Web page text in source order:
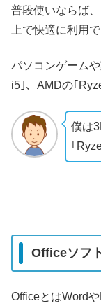
普段使いならば
上で快適に利用で
パソコンゲーム
i5｣、AMDの｢
僕は
｢
Officeソフ
OfficeとはWord